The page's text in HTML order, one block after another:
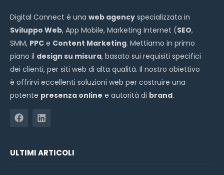
Digital Connect è una web agency specializzata in
Sviluppo Web, App Mobile, Marketing Internet (SEO,
SMM, PPC e Content Marketing. Mettiamo in primo
piano il design su misura, basato sui requisiti specifici
dei clienti, per siti web di alta qualità. Il nostro obiettivo
è offrirvi eccellenti soluzioni web per costruire una
potente presenza online e autorità di brand.
ULTIMI ARTICOLI